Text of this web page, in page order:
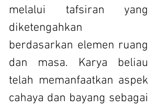
melalui tafsiran yang
diketengahkan
berdasarkan elemen ruang
dan masa. Karya beliau
telah memanfaatkan aspek
cahaya dan bayang sebagai